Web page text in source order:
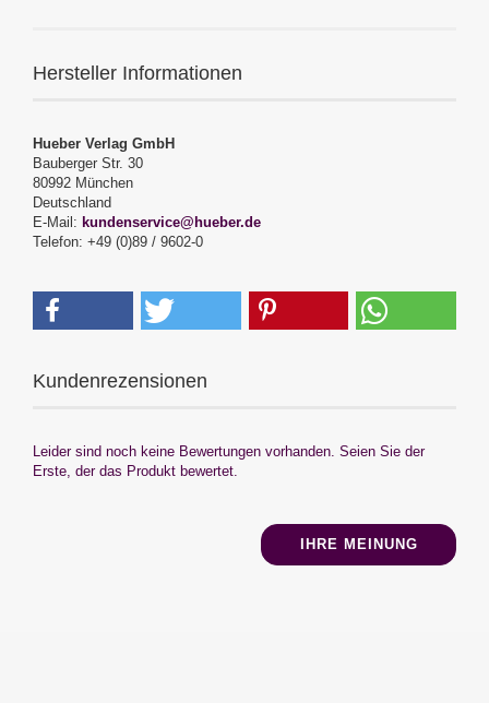
Hersteller Informationen
Hueber Verlag GmbH
Bauberger Str. 30
80992 München
Deutschland
E-Mail: kundenservice@hueber.de
Telefon: +49 (0)89 / 9602-0
Kundenrezensionen
Leider sind noch keine Bewertungen vorhanden. Seien Sie der
Erste, der das Produkt bewertet.
IHRE MEINUNG